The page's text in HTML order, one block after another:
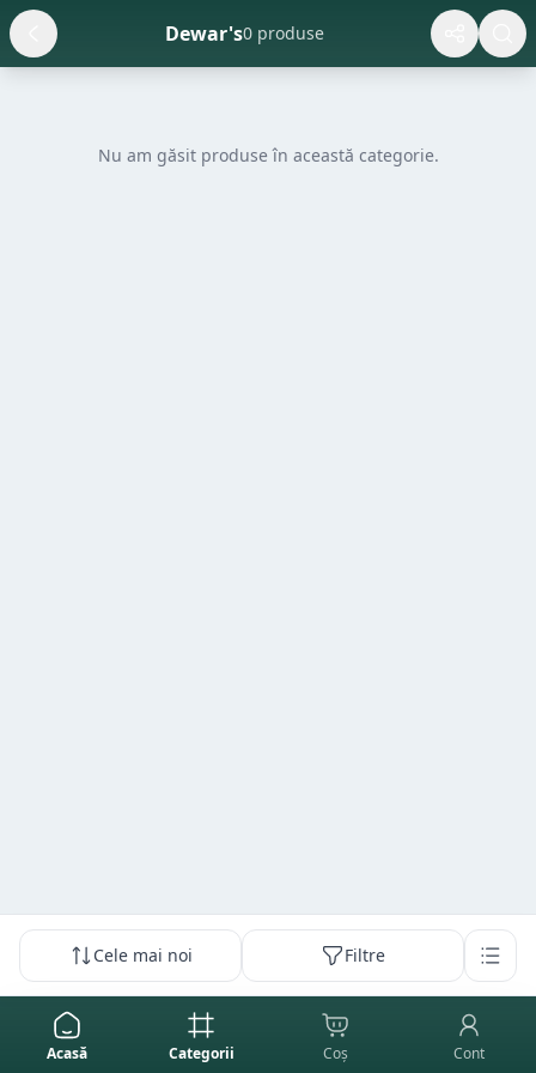
Dewar's0 produse
Nu am găsit produse în această categorie.
Cele mai noi Filtre
Acasă Categorii Coș Cont